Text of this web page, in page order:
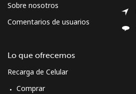
Sobre nosotros
Comentarios de usuarios
Lo que ofrecemos
Recarga de Celular
Comprar